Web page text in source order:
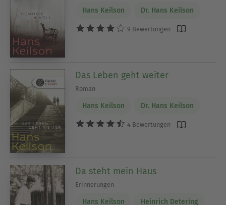
Hans Keilson Dr. Hans Keilson
9 Bewertungen
Das Leben geht weiter
Roman
Hans Keilson Dr. Hans Keilson
4 Bewertungen
Da steht mein Haus
Erinnerungen
Hans Keilson Heinrich Detering